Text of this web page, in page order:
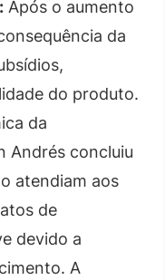
Após o aumento
da
do produto.
da
Andrés concluiu
atendiam aos
de
devido a
A